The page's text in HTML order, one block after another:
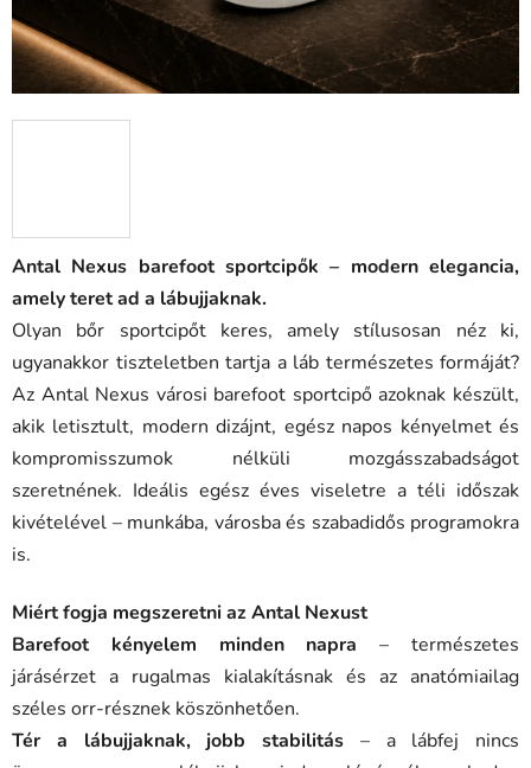
Antal Nexus barefoot sportcipők – modern elegancia,
amely teret ad a lábujjaknak.
Olyan bőr sportcipőt keres, amely stílusosan néz ki,
ugyanakkor tiszteletben tartja a láb természetes formáját?
Az Antal Nexus városi barefoot sportcipő azoknak készült,
akik letisztult, modern dizájnt, egész napos kényelmet és
kompromisszumok nélküli mozgásszabadságot
szeretnének. Ideális egész éves viseletre a téli időszak
kivételével – munkába, városba és szabadidős programokra
is.
Miért fogja megszeretni az Antal Nexust
Barefoot kényelem minden napra – természetes
járásérzet a rugalmas kialakításnak és az anatómiailag
széles orr-résznek köszönhetően.
Tér a lábujjaknak, jobb stabilitás – a lábfej nincs